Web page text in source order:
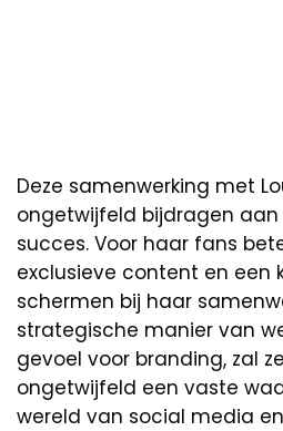
Deze samenwerking met
ongetwijfeld bijdragen aan
succes. Voor haar fans
exclusieve content en een
schermen bij haar
strategische manier van
gevoel voor branding, zal
ongetwijfeld een vaste
wereld van social media